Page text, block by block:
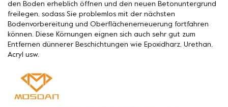
den Boden erheblich öffnen und den neuen Betonuntergrund
freilegen, sodass Sie problemlos mit der nächsten
Bodenvorbereitung und Oberflächenerneuerung fortfahren
können. Diese Körnungen eignen sich auch sehr gut zum
Entfernen dünnerer Beschichtungen wie Epoxidharz, Urethan,
Acryl usw.